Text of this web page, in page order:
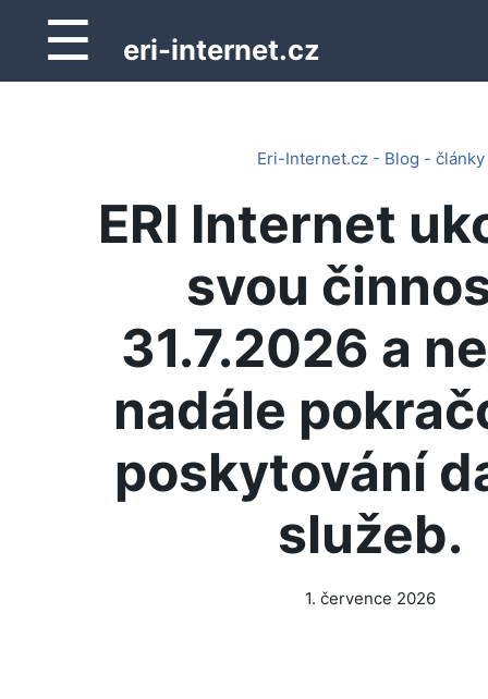
☰ eri-internet.cz
Eri-Internet.cz - Blog - články
ERI Internet
svou
31.7.2026 a
nadále
poskytování
služeb.
1. července 2026